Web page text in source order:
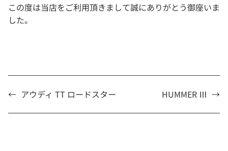
この度は当店をご利用頂きまして誠にありがとう御座いま
した。
← アウディ TT ロードスター HUMMER Ⅲ →